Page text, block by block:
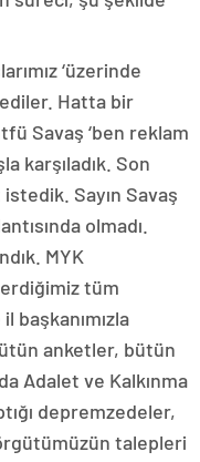
‘üzerinde
Hatta bir
Savaş ‘ben reklam
karşıladık. Son
Sayın Savaş
olmadı.
MYK
tüm
başkanımızla
anketler, bütün
Adalet ve Kalkınma
depremzedeler,
talepleri